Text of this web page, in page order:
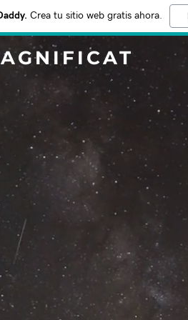
Crea tu sitio web gratis ahora.